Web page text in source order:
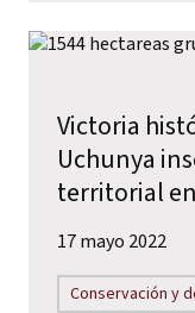
Victoria
Uchunya
territorial
17 mayo 2022
Conservación y